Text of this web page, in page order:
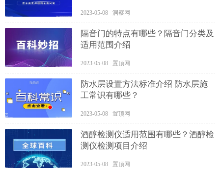
2023-05-08 洞察网
隔音门的特点有哪些？隔音门分类及
适用范围介绍
2023-05-08 置顶网
防水层设置方法标准介绍 防水层施
工常识有哪些？
2023-05-08 置顶网
酒醇检测仪适用范围有哪些？酒醇检
测仪检测项目介绍
2023-05-08 置顶网